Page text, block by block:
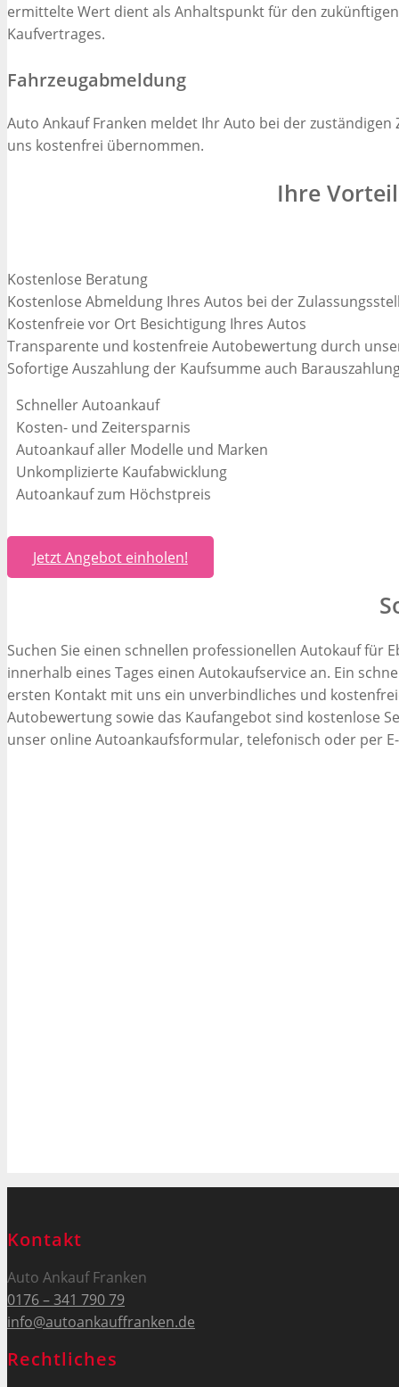
ermittelte Wert dient als Anhaltspunkt für den
Kaufvertrages.
Fahrzeugabmeldung
Auto Ankauf Franken meldet Ihr Auto bei der
uns kostenfrei übernommen.
Ihre
Kostenlose Beratung
Kostenlose Abmeldung Ihres Autos bei der
Kostenfreie vor Ort Besichtigung Ihres Autos
Transparente und kostenfreie Autobewertung durch
Sofortige Auszahlung der Kaufsumme auch
Schneller Autoankauf
Kosten- und Zeitersparnis
Autoankauf aller Modelle und Marken
Unkomplizierte Kaufabwicklung
Autoankauf zum Höchstpreis
Jetzt Angebot einholen!
Suchen Sie einen schnellen professionellen Autokauf für
innerhalb eines Tages einen Autokaufservice an. Ein
ersten Kontakt mit uns ein unverbindliches und
Autobewertung sowie das Kaufangebot sind kostenlose
unser online Autoankaufsformular, telefonisch oder per
Kontakt
Auto Ankauf Franken
0176 – 341 790 79
info@autoankauffranken.de
Rechtliches